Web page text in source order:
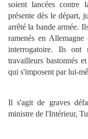
soient lancées
présente dès le départ,
arrêté la bande armée.
ramenés en
interrogatoire. Ils ont
travailleurs bastonnés
qui s'imposent par lui-
Il s'agit de graves
ministre de l'Intérieur,